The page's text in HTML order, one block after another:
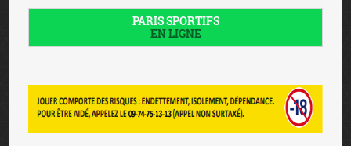
PARIS SPORTIFS
EN LIGNE